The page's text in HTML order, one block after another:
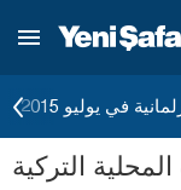
في يوليو 2015
التركية
تكيرداغ
طرابزون
طونجالي